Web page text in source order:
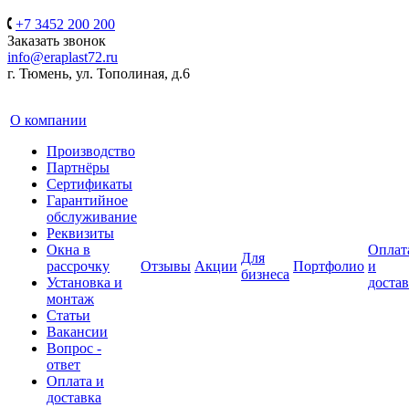
+7 3452 200 200
Заказать звонок
info@eraplast72.ru
г. Тюмень, ул. Тополиная, д.6
О компании
Производство
Партнёры
Сертификаты
Гарантийное
обслуживание
Реквизиты
Окна в
рассрочку
Установка и
монтаж
Статьи
Вакансии
Вопрос -
ответ
Оплата и
доставка
Отзывы Акции
Для
бизнеса
Портфолио и